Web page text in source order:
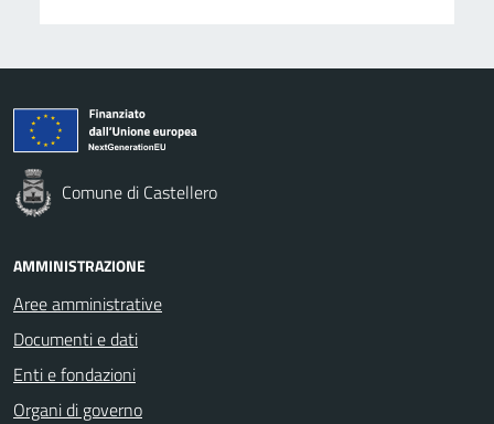
Comune di Castellero
AMMINISTRAZIONE
Aree amministrative
Documenti e dati
Enti e fondazioni
Organi di governo